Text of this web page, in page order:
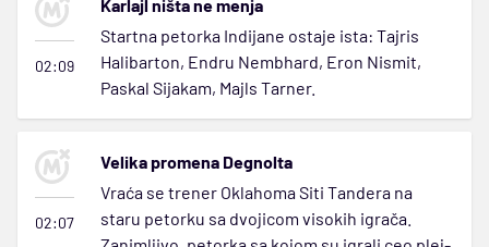
02:09
Karlajl ništa ne menja
Startna petorka Indijane ostaje ista: Tajris
Halibarton, Endru Nembhard, Eron Nismit,
Paskal Sijakam, Majls Tarner.
02:07
Velika promena Degnolta
Vraća se trener Oklahoma Siti Tandera na
staru petorku sa dvojicom visokih igrača.